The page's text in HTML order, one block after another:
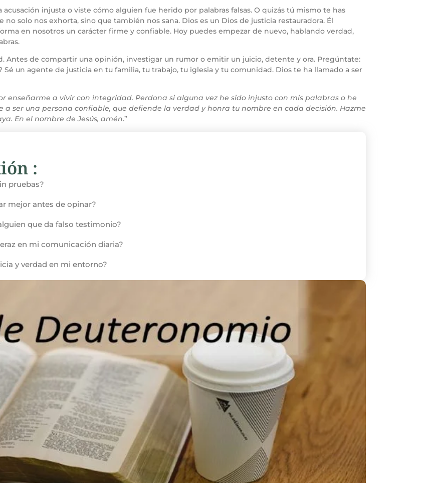
injusta o viste cómo alguien fue herido por palabras falsas. O quizás tú mismo te has
solo nos exhorta, sino que también nos sana. Dios es un Dios de justicia restauradora. Él
en nosotros un carácter firme y confiable. Hoy puedes empezar de nuevo, hablando verdad,
Antes de compartir una opinión, investigar un rumor o emitir un juicio, detente y ora. Pregúntate:
Sé un agente de justicia en tu familia, tu trabajo, tu iglesia y tu comunidad. Dios te ha llamado a ser
enseñarme a vivir con integridad. Perdona si alguna vez he sido injusto con mis palabras o he
ser una persona confiable, que defiende la verdad y honra tu nombre en cada decisión. Hazme
En el nombre de Jesús, amén.”
:
pruebas?
mejor antes de opinar?
que da falso testimonio?
en mi comunicación diaria?
y verdad en mi entorno?